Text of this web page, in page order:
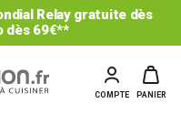
Relay gratuite dès
dès 69€**
COMPTE PANIER